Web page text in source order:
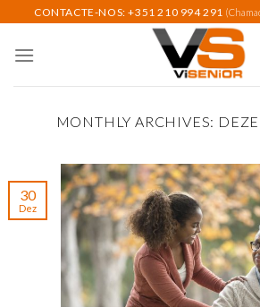
content
CONTACTE-NOS: +351 210 994 291
MONTHLY ARCHIVES:
30
Dez